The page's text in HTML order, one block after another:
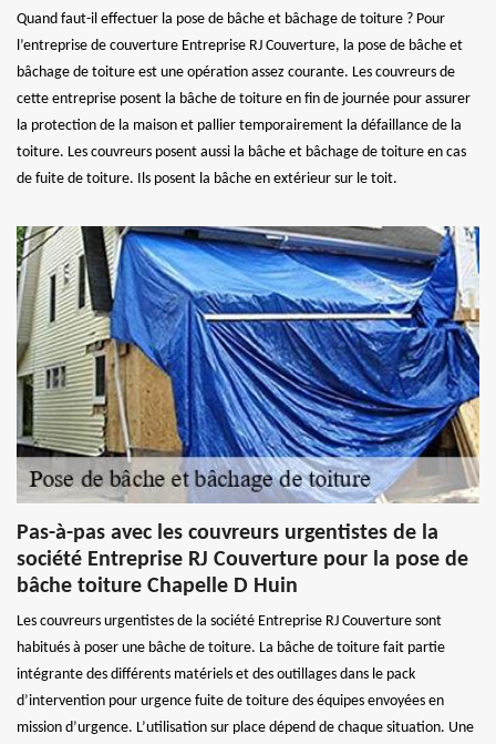
Quand faut-il effectuer la pose de bâche et bâchage de toiture ? Pour
l’entreprise de couverture Entreprise RJ Couverture, la pose de bâche et
bâchage de toiture est une opération assez courante. Les couvreurs de
cette entreprise posent la bâche de toiture en fin de journée pour assurer
la protection de la maison et pallier temporairement la défaillance de la
toiture. Les couvreurs posent aussi la bâche et bâchage de toiture en cas
de fuite de toiture. Ils posent la bâche en extérieur sur le toit.
Pas-à-pas avec les couvreurs urgentistes de la
société Entreprise RJ Couverture pour la pose de
bâche toiture Chapelle D Huin
Les couvreurs urgentistes de la société Entreprise RJ Couverture sont
habitués à poser une bâche de toiture. La bâche de toiture fait partie
intégrante des différents matériels et des outillages dans le pack
d’intervention pour urgence fuite de toiture des équipes envoyées en
mission d’urgence. L’utilisation sur place dépend de chaque situation. Une